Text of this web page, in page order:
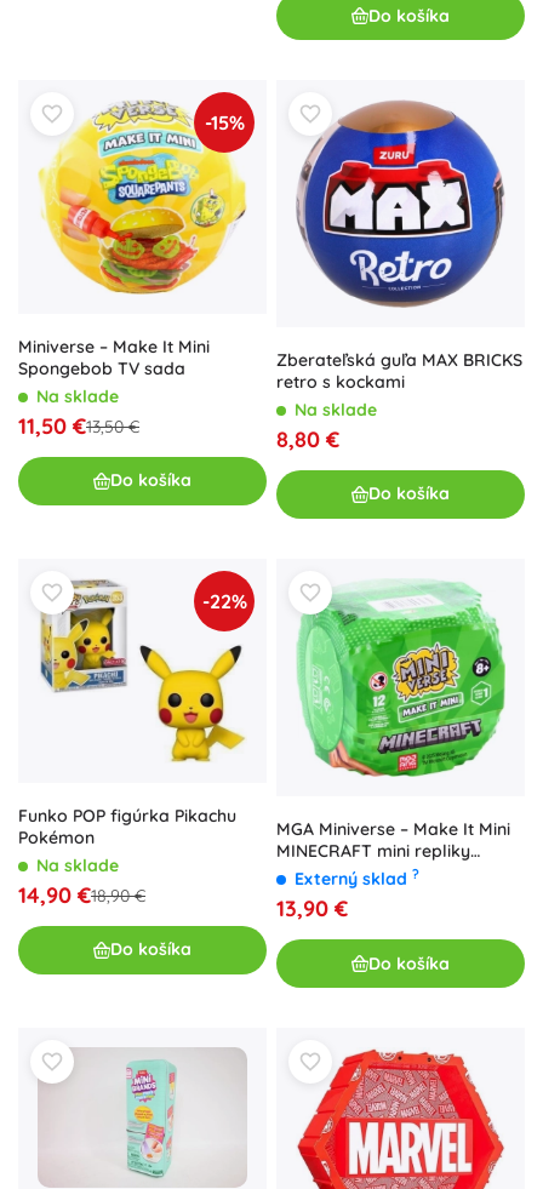
Do košíka
-15%
Miniverse – Make It Mini
Spongebob TV sada
Na sklade
11,50 €13,50 €
Do košíka
Zberateľská guľa MAX BRICKS
retro s kockami
Na sklade
8,80 €
Do košíka
-22%
Funko POP figúrka Pikachu
Pokémon
Na sklade
14,90 €18,90 €
Do košíka
MGA Miniverse – Make It Mini
MINECRAFT mini repliky
(lepiaci set, prekvapenie)
Externý sklad ?
13,90 €
Do košíka